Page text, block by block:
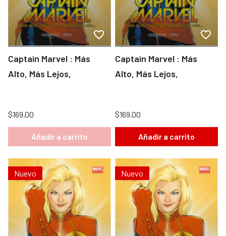
Captain Marvel : Más
Alto, Más Lejos,
$169.00
Añadir a carrito
Captain Marvel : Más
Alto, Más Lejos,
$169.00
Añadir a carrito
Nuevo Nuevo